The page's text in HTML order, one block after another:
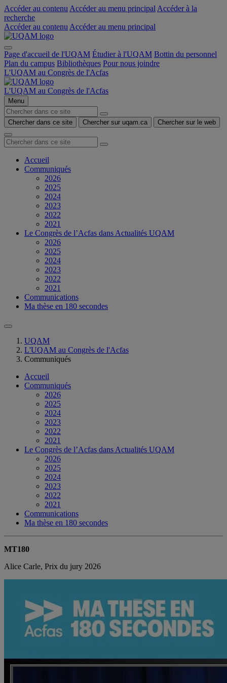
Accéder au contenu Accéder au menu principal Accéder à la
recherche
Accéder au contenu Accéder au menu principal
Page d'accueil de l'UQAM Étudier à l'UQAM Bottin du personnel
Plan du campus Bibliothèques Pour nous joindre
L'UQAM au Congrès de l'Acfas
L'UQAM au Congrès de l'Acfas
Menu
Chercher dans ce site Chercher sur uqam.ca Chercher sur le web
Accueil
Communiqués
2026
2025
2024
2023
2022
2021
Le Congrès de l’Acfas dans Actualités UQAM
2026
2025
2024
2023
2022
2021
Communications
Ma thèse en 180 secondes
UQAM
L'UQAM au Congrès de l'Acfas
Communiqués
Accueil
Communiqués
2026
2025
2024
2023
2022
2021
Le Congrès de l’Acfas dans Actualités UQAM
2026
2025
2024
2023
2022
2021
Communications
Ma thèse en 180 secondes
MT180
Alice Carle, Prix du jury 2026